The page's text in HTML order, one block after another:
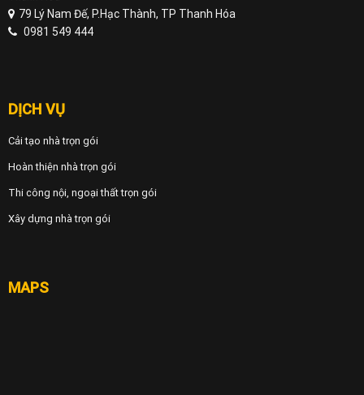
79 Lý Nam Đế, P.Hạc Thành, TP Thanh Hóa
0981 549 444
DỊCH VỤ
Cải tạo nhà trọn gói
Hoàn thiện nhà trọn gói
Thi công nội, ngoại thất trọn gói
Xây dựng nhà trọn gói
MAPS